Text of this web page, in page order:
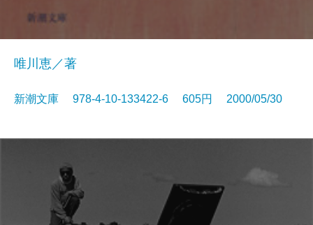
唯川恵／著
新潮文庫 978-4-10-133422-6 605円 2000/05/30